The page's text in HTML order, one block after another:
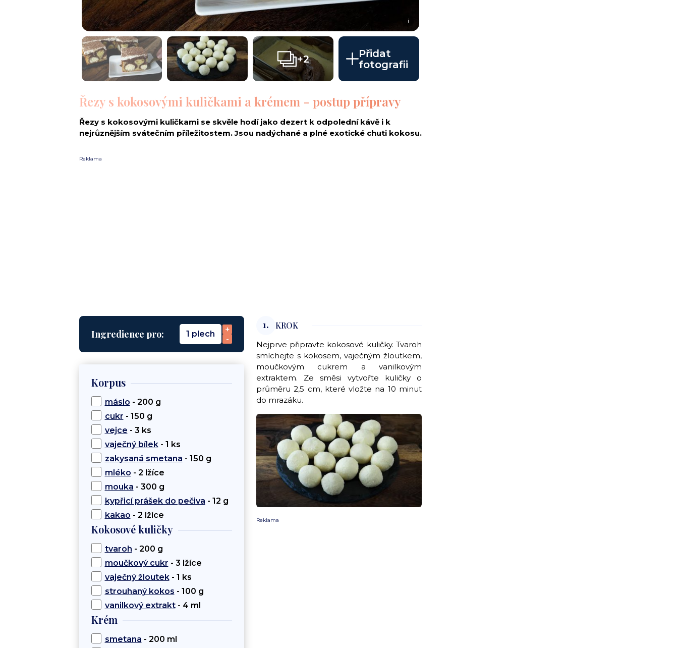
i
+2
Přidat
fotografii
Řezy s kokosovými kuličkami a krémem - postup přípravy
Řezy s kokosovými kuličkami se skvěle hodí jako dezert k odpolední kávě i k
nejrůznějším svátečním příležitostem. Jsou nadýchané a plné exotické chuti kokosu.
Reklama
Ingredience pro: 1 plech
+
-
Korpus
máslo - 200 g
cukr - 150 g
vejce - 3 ks
vaječný bílek- 1 ks
zakysaná smetana - 150 g
mléko - 2 lžíce
mouka - 300 g
kypřicí prášek do pečiva - 12 g
kakao - 2 lžíce
Kokosové kuličky
tvaroh - 200 g
moučkový cukr - 3 lžíce
vaječný žloutek- 1 ks
strouhaný kokos - 100 g
vanilkový extrakt- 4 ml
Krém
smetana - 200 ml
1. KROK
Nejprve připravte kokosové kuličky. Tvaroh
smíchejte s kokosem, vaječným žloutkem,
moučkovým cukrem a vanilkovým
extraktem. Ze směsi vytvořte kuličky o
průměru 2,5 cm, které vložte na 10 minut
do mrazáku.
Reklama